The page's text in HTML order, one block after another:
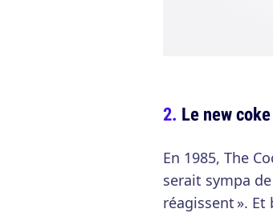
Le new coke
En 1985, The
serait sympa
réagissent ».